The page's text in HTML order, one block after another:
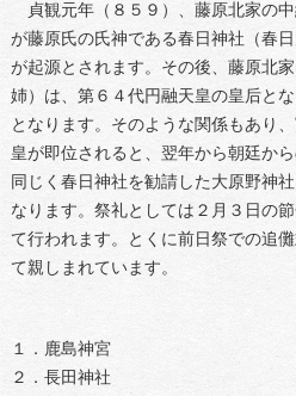
貞観元年（８５９）、藤原北家の
が藤原氏の氏神である春日神社（春
が起源とされます。その後、藤原北
姉）は、第６４代円融天皇の皇后と
となります。そのような関係もあり
皇が即位されると、翌年から朝廷か
同じく春日神社を勧請した大原野神
なります。祭礼としては２月３日の
て行われます。とくに前日祭での追
て親しまれています。
１．鹿島神宮
２．長田神社